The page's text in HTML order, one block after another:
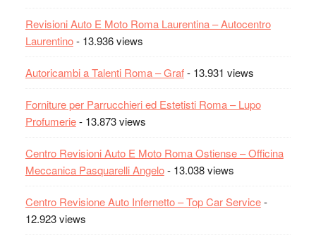
Revisioni Auto E Moto Roma Laurentina – Autocentro
Laurentino- 13.936 views
Autoricambi a Talenti Roma – Graf- 13.931 views
Forniture per Parrucchieri ed Estetisti Roma – Lupo
Profumerie- 13.873 views
Centro Revisioni Auto E Moto Roma Ostiense – Officina
Meccanica Pasquarelli Angelo- 13.038 views
Centro Revisione Auto Infernetto – Top Car Service-
12.923 views